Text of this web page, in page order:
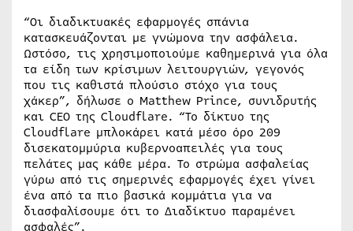
“Οι διαδικτυακές εφαρμογές σπάνια
κατασκευάζονται με γνώμονα την ασφάλεια.
Ωστόσο, τις χρησιμοποιούμε καθημερινά για όλα
τα είδη των κρίσιμων λειτουργιών, γεγονός
που τις καθιστά πλούσιο στόχο για τους
χάκερ”, δήλωσε ο Matthew Prince, συνιδρυτής
και CEO της Cloudflare. “Το δίκτυο της
Cloudflare μπλοκάρει κατά μέσο όρο 209
δισεκατομμύρια κυβερνοαπειλές για τους
πελάτες μας κάθε μέρα. Το στρώμα ασφαλείας
γύρω από τις σημερινές εφαρμογές έχει γίνει
ένα από τα πιο βασικά κομμάτια για να
διασφαλίσουμε ότι το Διαδίκτυο παραμένει
ασφαλές”.